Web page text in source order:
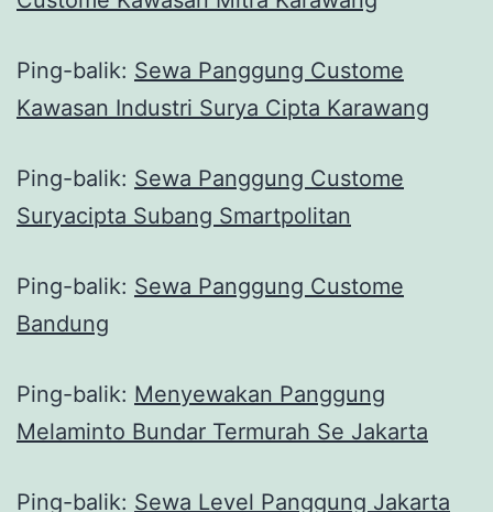
Ping-balik: Sewa Panggung Custome
Kawasan Industri Surya Cipta Karawang
Ping-balik: Sewa Panggung Custome
Suryacipta Subang Smartpolitan
Ping-balik: Sewa Panggung Custome
Bandung
Ping-balik: Menyewakan Panggung
Melaminto Bundar Termurah Se Jakarta
Ping-balik: Sewa Level Panggung Jakarta